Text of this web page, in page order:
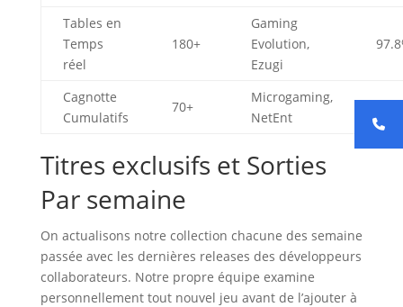
Tables en
Temps
réel
180+
Gaming
Evolution,
Ezugi
Cagnotte
Cumulatifs
70+
Microgaming,
NetEnt
Titres exclusifs et Sorties
Par semaine
On actualisons notre collection chacune des semaine
passée avec les dernières releases des développeurs
collaborateurs. Notre propre équipe examine
personnellement tout nouvel jeu avant de l’ajouter à